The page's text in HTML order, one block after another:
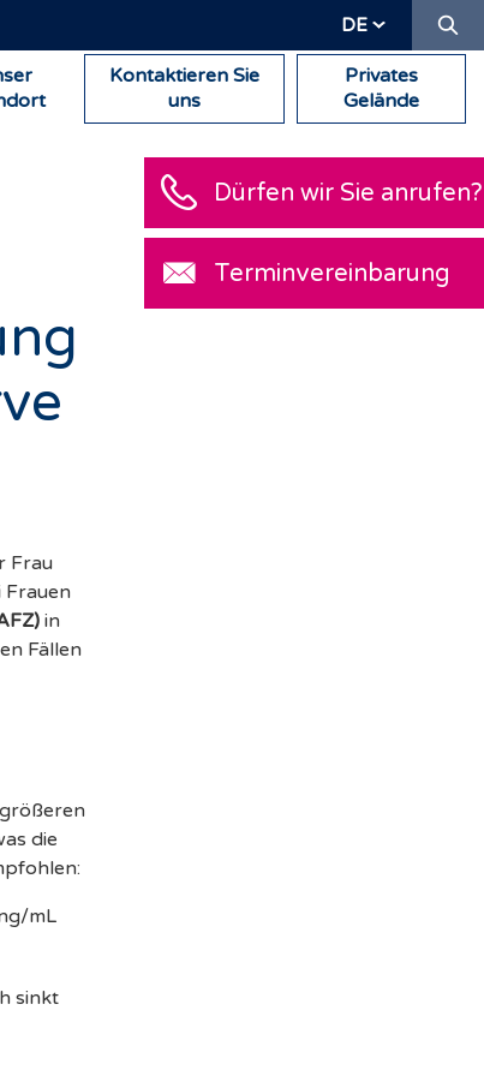
DE
Kontaktieren Sie
uns
Privates
Gelände
Frau
Frauen
in
Fällen
die
mL
sinkt
Dürfen wir Sie anrufen?
Terminvereinbarung